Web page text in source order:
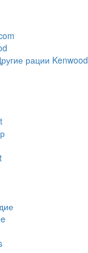
рации Kenwood